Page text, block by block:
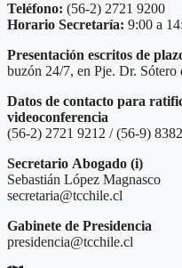
Teléfono: (56-2) 2721 9200
Horario Secretaría: 9:00 a
Presentación escritos de
buzón 24/7, en Pje. Dr.
Datos de contacto para
videoconferencia
(56-2) 2721 9212 / (56-9)
Secretario Abogado (i)
Sebastián López Magnasco
secretaria@tcchile.cl
Gabinete de Presidencia
presidencia@tcchile.cl